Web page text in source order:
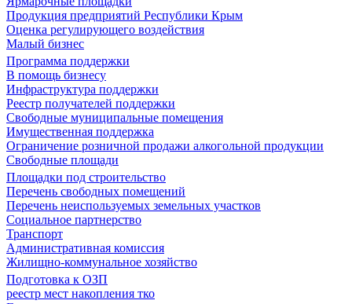
Продукция предприятий Республики Крым
Оценка регулирующего воздействия
Малый бизнес
Программа поддержки
В помощь бизнесу
Инфраструктура поддержки
Реестр получателей поддержки
Свободные муниципальные помещения
Имущественная поддержка
Ограничение розничной продажи алкогольной продукции
Свободные площади
Площадки под строительство
Перечень свободных помещений
Перечень неиспользуемых земельных участков
Социальное партнерство
Транспорт
Административная комиссия
Жилищно-коммунальное хозяйство
Подготовка к ОЗП
реестр мест накопления тко